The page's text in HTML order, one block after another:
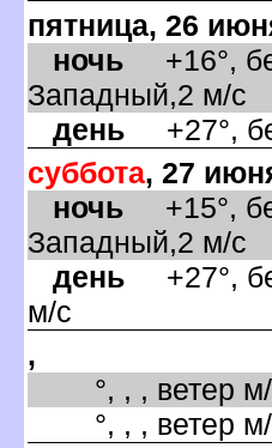
пятница, 26
ночь +16°,
Западный,2 м/с
день +27°,
суббота, 27
ночь +15°,
Западный,2 м/с
день +27°,
м/с
,
°, , , ветер
°, , , ветер